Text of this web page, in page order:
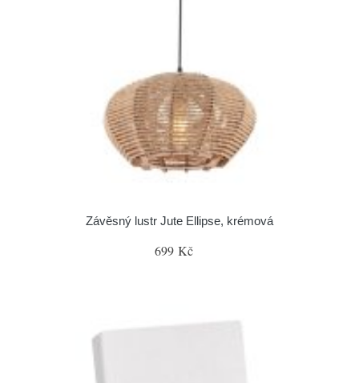
Závěsný lustr Jute Ellipse, krémová
699 Kč